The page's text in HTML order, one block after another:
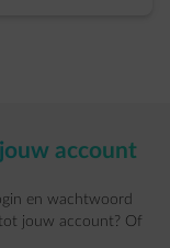
account
en wachtwoord
jouw account? Of